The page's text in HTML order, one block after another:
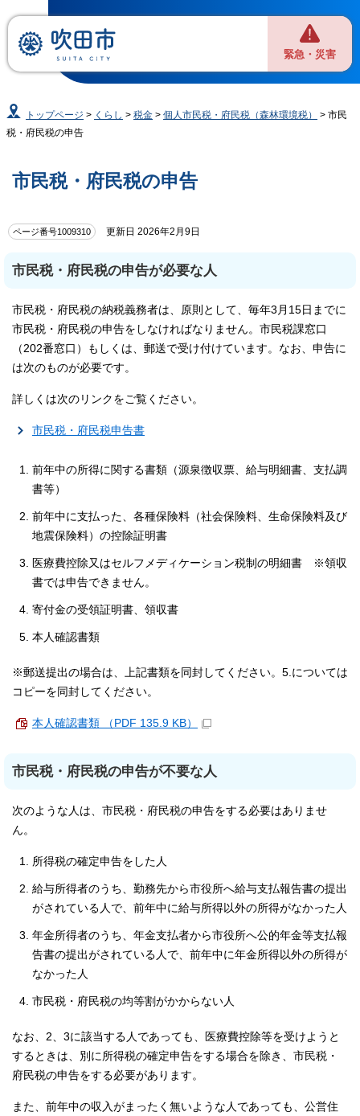
緊急・災害
トップページ > くらし >税金 >個人市民税・府民税（森林環境税）
> 市民
税・府民税の申告
市民税・府民税の申告
ページ番号1009310 更新日 2026年2月9日
市民税・府民税の申告が必要な人
市民税・府民税の納税義務者は、原則として、毎年3月15日までに
市民税・府民税の申告をしなければなりません。市民税課窓口
（202番窓口）もしくは、郵送で受け付けています。なお、申告に
は次のものが必要です。
詳しくは次のリンクをご覧ください。
市民税・府民税申告書
前年中の所得に関する書類（源泉徴収票、給与明細書、支払調
書等）
前年中に支払った、各種保険料（社会保険料、生命保険料及び
地震保険料）の控除証明書
医療費控除又はセルフメディケーション税制の明細書 ※領収
書では申告できません。
寄付金の受領証明書、領収書
本人確認書類
※郵送提出の場合は、上記書類を同封してください。5.については
コピーを同封してください。
本人確認書類 （PDF 135.9 KB）
市民税・府民税の申告が不要な人
次のような人は、市民税・府民税の申告をする必要はありませ
ん。
所得税の確定申告をした人
給与所得者のうち、勤務先から市役所へ給与支払報告書の提出
がされている人で、前年中に給与所得以外の所得がなかった人
年金所得者のうち、年金支払者から市役所へ公的年金等支払報
告書の提出がされている人で、前年中に年金所得以外の所得が
なかった人
市民税・府民税の均等割がかからない人
なお、2、3に該当する人であっても、医療費控除等を受けようと
するときは、別に所得税の確定申告をする場合を除き、市民税・
府民税の申告をする必要があります。
また、前年中の収入がまったく無いような人であっても、公営住